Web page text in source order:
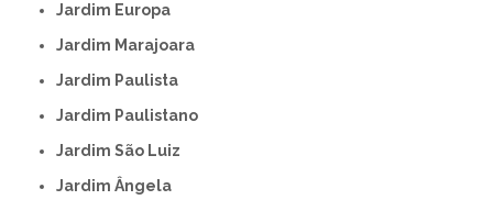
Jardim Europa
Jardim Marajoara
Jardim Paulista
Jardim Paulistano
Jardim São Luiz
Jardim Ângela